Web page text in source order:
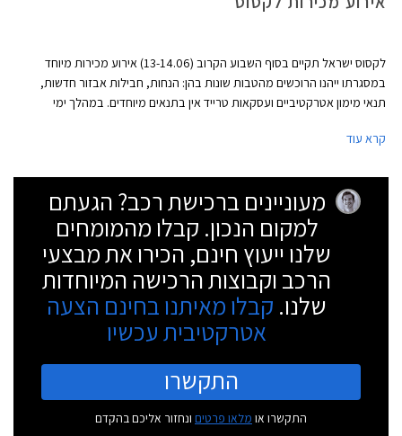
לקסוס ישראל תקיים בסוף השבוע הקרוב (13-14.06) אירוע מכירות מיוחד
במסגרתו ייהנו הרוכשים מהטבות שונות בהן: הנחות, חבילות אבזור חדשות,
תנאי מימון אטרקטיביים ועסקאות טרייד אין בתנאים מיוחדים. במהלך ימי
מתערוכת המיחזור "אישפח" של האמן רונן וסרמן. המבצע יתקיים באולמות
9:00 ויום ו' 15:00 - 8:30.
קרא עוד
מעוניינים ברכישת רכב? הגעתם
למקום הנכון. קבלו מהמומחים
שלנו ייעוץ חינם, הכירו את מבצעי
הרכב וקבוצות הרכישה המיוחדות
שלנו. קבלו מאיתנו בחינם הצעה
אטרקטיבית עכשיו
התקשרו
התקשרו או מלאו פרטים ונחזור אליכם בהקדם